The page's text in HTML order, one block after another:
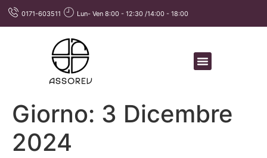
0171-603511 Lun- Ven 8:00 - 12:30 /14:00 - 18:00
Giorno: 3 Dicembre
2024